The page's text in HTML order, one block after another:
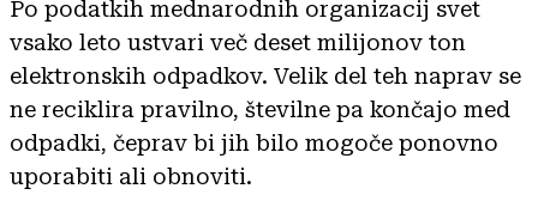
Po podatkih mednarodnih organizacij svet
vsako leto ustvari več deset milijonov ton
elektronskih odpadkov. Velik del teh naprav se
ne reciklira pravilno, številne pa končajo med
odpadki, čeprav bi jih bilo mogoče ponovno
uporabiti ali obnoviti.